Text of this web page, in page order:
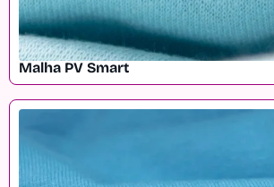
Malha PV Smart